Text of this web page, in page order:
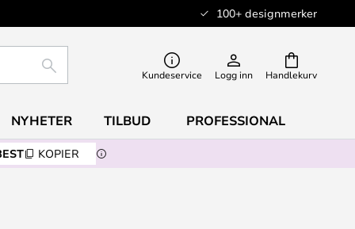
100+ designmerker
Handlekurv
SØK Kundeservice Logg inn
NYHETER TILBUD PROFESSIONAL
KOPIER